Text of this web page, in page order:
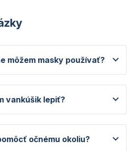
môžem masky používať?
vankúšik lepiť?
očnému okoliu?